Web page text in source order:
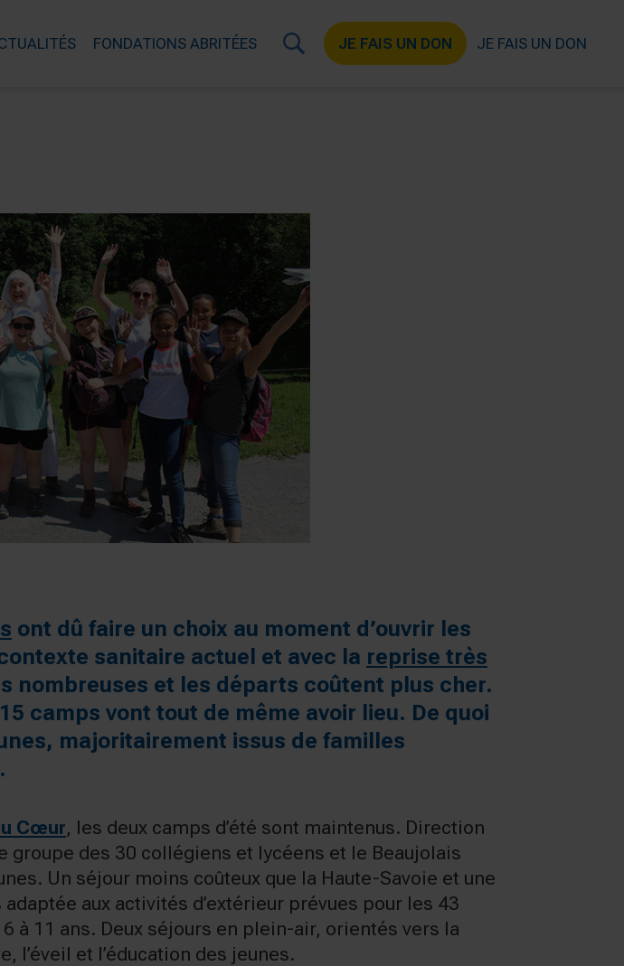
FONDATIONS ABRITÉES JE FAIS UN DON JE FAIS UN DON
ont dû faire un choix au moment d’ouvrir les
sanitaire actuel et avec la reprise très
nombreuses et les départs coûtent plus cher.
camps vont tout de même avoir lieu. De quoi
majoritairement issus de familles
Cœur, les deux camps d’été sont maintenus. Direction
groupe des 30 collégiens et lycéens et le Beaujolais
Un séjour moins coûteux que la Haute-Savoie et une
aux activités d’extérieur prévues pour les 43
à 11 ans. Deux séjours en plein-air, orientés vers la
l’éveil et l’éducation des jeunes.